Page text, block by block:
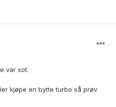
var sot.
kjøpe en bytte turbo så prøv